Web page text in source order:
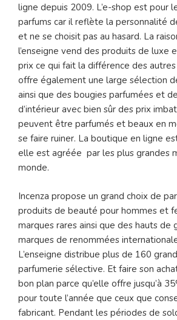
ligne depuis 2009. L’e-shop est pour
parfums car il reflète la personnalité
et ne se choisit pas au hasard. La
l’enseigne vend des produits de luxe
prix ce qui fait la différence des
offre également une large sélection
ainsi que des bougies parfumées et
d’intérieur avec bien sûr des prix
peuvent être parfumés et beaux en
se faire ruiner. La boutique en ligne
elle est agréée par les plus grandes
monde.
Incenza propose un grand choix de
produits de beauté pour hommes et
marques rares ainsi que des hauts de
marques de renommées
L’enseigne distribue plus de 160
parfumerie sélective. Et faire son
bon plan parce qu’elle offre jusqu’à
pour toute l’année que ceux que
fabricant. Pendant les périodes de